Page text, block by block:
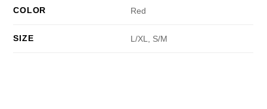
COLOR Red
SIZE L/XL, S/M